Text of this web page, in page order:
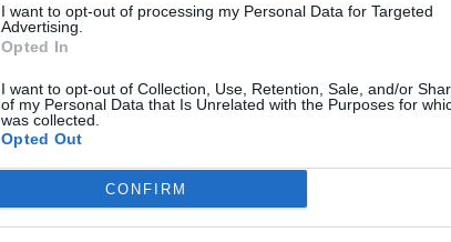
I want to opt-out of processing my Personal Data for Targeted
Advertising.
Opted In
I want to opt-out of Collection, Use, Retention, Sale, and/or
of my Personal Data that Is Unrelated with the Purposes for
was collected.
Opted Out
CONFIRM